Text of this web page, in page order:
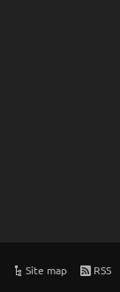
Site map RSS